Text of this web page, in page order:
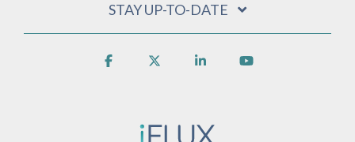
STAY UP-TO-DATE
Facebook Linkedin